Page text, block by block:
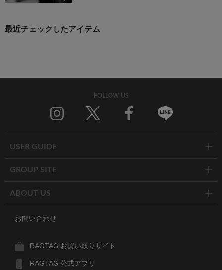
最近チェックしたアイテム
FOLLOW US
USER GUIDE
GROUP SITE
ABOUT US
お問い合わせ
RAGTAG お買い取りサイト
RAGTAG 公式アプリ